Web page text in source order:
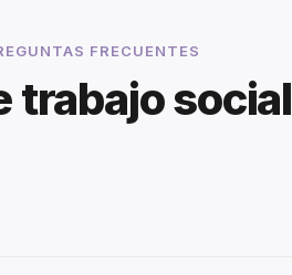
FRECUENTES
trabajo social